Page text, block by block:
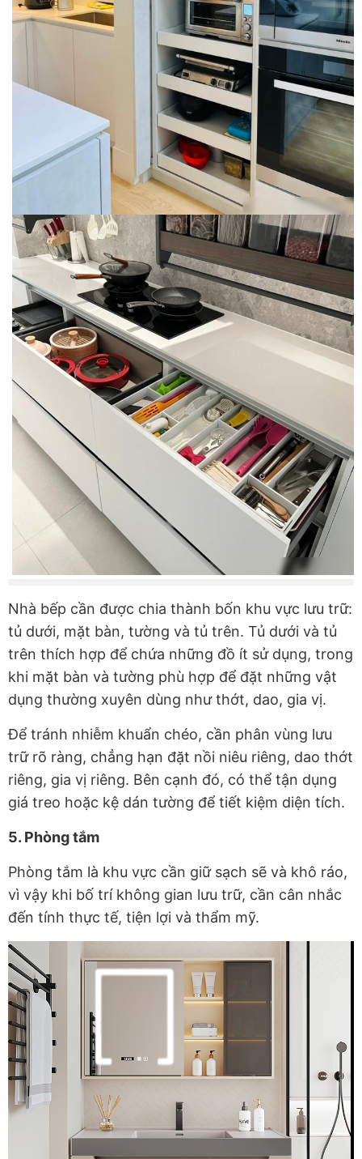
Nhà bếp cần được chia thành bốn khu vực lưu trữ:
tủ dưới, mặt bàn, tường và tủ trên. Tủ dưới và tủ
trên thích hợp để chứa những đồ ít sử dụng, trong
khi mặt bàn và tường phù hợp để đặt những vật
dụng thường xuyên dùng như thớt, dao, gia vị.
Để tránh nhiễm khuẩn chéo, cần phân vùng lưu
trữ rõ ràng, chẳng hạn đặt nồi niêu riêng, dao thớt
riêng, gia vị riêng. Bên cạnh đó, có thể tận dụng
giá treo hoặc kệ dán tường để tiết kiệm diện tích.
5. Phòng tắm
Phòng tắm là khu vực cần giữ sạch sẽ và khô ráo,
vì vậy khi bố trí không gian lưu trữ, cần cân nhắc
đến tính thực tế, tiện lợi và thẩm mỹ.